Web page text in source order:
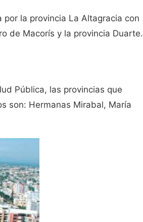
la provincia La Altagracia con
de Macorís y la provincia Duarte.
Pública, las provincias que
son: Hermanas Mirabal, María